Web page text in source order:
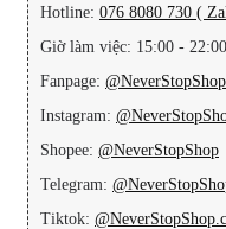
Hotline: 076 8080 730 (
Giờ làm việc: 15:00 -
Fanpage:
Instagram:
Shopee: @NeverStopShop
Telegram:
Tiktok: